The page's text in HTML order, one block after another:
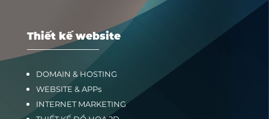
Thiết kế website
DOMAIN & HOSTING
WEBSITE & APPs
INTERNET MARKETING